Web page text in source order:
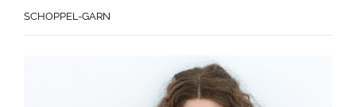
SCHOPPEL-GARN